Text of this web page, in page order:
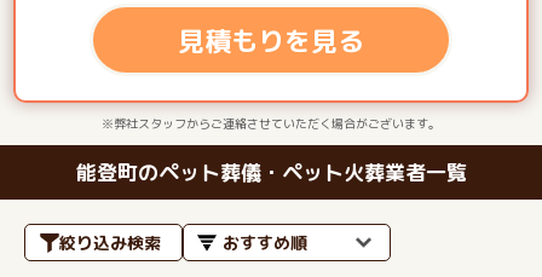
見積もりを見る
※弊社スタッフからご連絡させていただく場合がございます。
能登町のペット葬儀・ペット火葬業者一覧
絞り込み検索